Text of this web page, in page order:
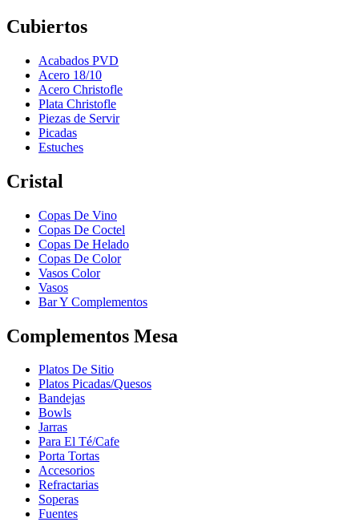
Cubiertos
Acabados PVD
Acero 18/10
Acero Christofle
Plata Christofle
Piezas de Servir
Picadas
Estuches
Cristal
Copas De Vino
Copas De Coctel
Copas De Helado
Copas De Color
Vasos Color
Vasos
Bar Y Complementos
Complementos Mesa
Platos De Sitio
Platos Picadas/Quesos
Bandejas
Bowls
Jarras
Para El Té/Cafe
Porta Tortas
Accesorios
Refractarias
Soperas
Fuentes